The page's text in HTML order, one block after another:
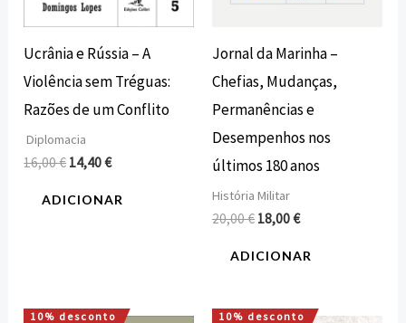
Ucrânia e Rússia – A
Violência sem Tréguas:
Razões de um Conflito
Diplomacia
16,00€ 14,40€
ADICIONAR
Jornal da Marinha –
Chefias, Mudanças,
Permanências e
Desempenhos nos
últimos 180 anos
História Militar
20,00€ 18,00€
ADICIONAR
10% desconto 10% desconto